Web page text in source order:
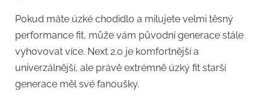
Pokud máte úzké chodidlo a milujete velmi těsný
performance fit, může vám původní generace stále
vyhovovat více. Next 2.0 je komfortnější a
univerzálnější, ale právě extrémně úzký fit starší
generace měl své fanoušky.